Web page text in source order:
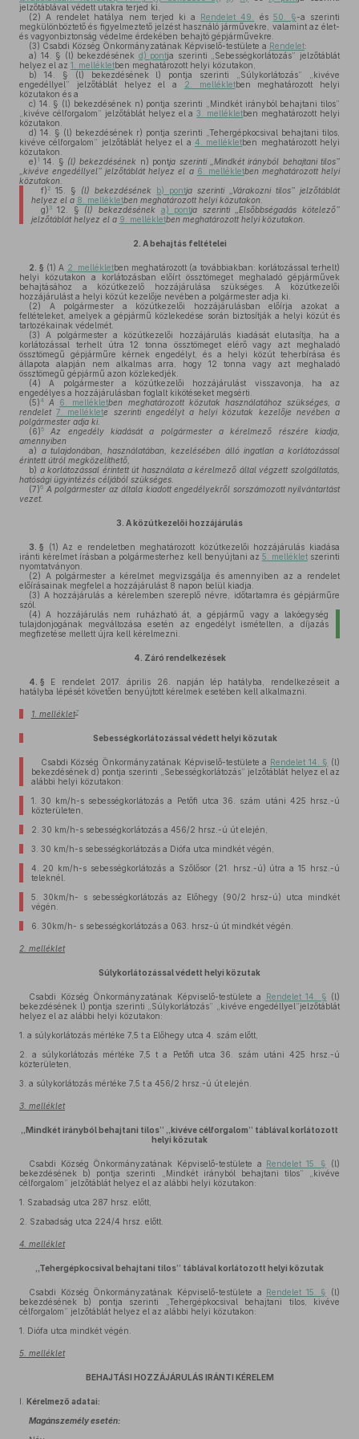
jelzőtáblával védett utakra terjed ki.
(2) A rendelet hatálya nem terjed ki a Rendelet 49. és 50. §-a szerinti
megkülönböztető és figyelmeztető jelzést használó járművekre, valamint az élet-
és vagyonbiztonság védelme érdekében behajtó gépjárművekre.
(3) Csabdi Község Önkormányzatának Képviselő-testülete a Rendelet:
a) 14. § (l) bekezdésének d) pontja szerinti „Sebességkorlátozás” jelzőtáblát
helyez el az 1. mellékletben meghatározott helyi közutakon,
b) 14. § (l) bekezdésének l) pontja szerinti „Súlykorlátozás” „kivéve
engedéllyel” jelzőtáblát helyez el a
2. mellékletben meghatározott helyi
közutakon és a
c) 14. § (l) bekezdésének n) pontja szerinti „Mindkét irányból behajtani tilos”
„kivéve célforgalom” jelzőtáblát helyez el a3. mellékletben meghatározott helyi
közutakon.
d) 14. § (l) bekezdésének r) pontja szerinti „Tehergépkocsival behajtani tilos,
kivéve célforgalom” jelzőtáblát helyez el a 4. mellékletben meghatározott helyi
közutakon.
e) 1 14. § (l) bekezdésének n) pontja szerinti „Mindkét irányból behajtani tilos”
„kivéve engedéllyel” jelzőtáblát helyez el a 6. mellékletben meghatározott helyi
közutakon.
f) 2 15. § (l) bekezdésének b) pontja szerinti „Várakozni tilos” jelzőtáblát
helyez el a 8. mellékletben meghatározott helyi közutakon.
g) 312. § (l) bekezdésének a) pontja szerinti „Elsőbbségadás kötelező”
jelzőtáblát helyez el a 9. mellékletben meghatározott helyi közutakon.
2. A behajtás feltételei
2. § (1) A 2. mellékletben meghatározott (a továbbiakban: korlátozással terhelt)
helyi közutakon a korlátozásban előírt össztömeget meghaladó gépjárművek
behajtásához a közútkezelő hozzájárulása szükséges. A közútkezelői
hozzájárulást a helyi közút kezelője nevében a polgármester adja ki.
(2) A polgármester a közútkezelői hozzájárulásban előírja azokat a
feltételeket, amelyek a gépjármű közlekedése során biztosítják a helyi közút és
tartozékainak védelmét.
(3) A polgármester a közútkezelői hozzájárulás kiadását elutasítja, ha a
korlátozással terhelt útra 12 tonna össztömeget elérő vagy azt meghaladó
össztömegű gépjárműre kérnek engedélyt, és a helyi közút teherbírása és
állapota alapján nem alkalmas arra, hogy 12 tonna vagy azt meghaladó
össztömegű gépjármű azon közlekedjék.
(4) A polgármester a közútkezelői hozzájárulást visszavonja, ha az
engedélyes a hozzájárulásban foglalt kikötéseket megsérti.
(5)4 A 6. mellékletben meghatározott közutak használatához szükséges, a
rendelet7. melléklete szerinti engedélyt a helyi közutak kezelője nevében a
polgármester adja ki.
(6)5
Az engedély kiadását a polgármester a kérelmező részére kiadja,
amennyiben
a) a tulajdonában, használatában, kezelésében álló ingatlan a korlátozással
érintett útról megközelíthető,
b) a korlátozással érintett út használata a kérelmező által végzett szolgáltatás,
hatósági ügyintézés céljából szükséges.
(7)6 A polgármester az általa kiadott engedélyekről sorszámozott nyilvántartást
vezet.
3. A közútkezelői hozzájárulás
3. § (1) Az e rendeletben meghatározott közútkezelői hozzájárulás kiadása
iránti kérelmet írásban a polgármesterhez kell benyújtani az 5. mellékletszerinti
nyomtatványon.
(2) A polgármester a kérelmet megvizsgálja és amennyiben az a rendelet
előírásainak megfelel a hozzájárulást 8 napon belül kiadja.
(3) A hozzájárulás a kérelemben szereplő névre, időtartamra és gépjárműre
szól.
(4) A hozzájárulás nem ruházható át, a gépjármű vagy a lakóegység
tulajdonjogának megváltozása esetén az engedélyt ismételten, a díjazás
megfizetése mellett újra kell kérelmezni.
4. Záró rendelkezések
4. § E rendelet 2017. április 26. napján lép hatályba, rendelkezéseit a
hatályba lépését követően benyújtott kérelmek esetében kell alkalmazni.
1. melléklet7
Sebességkorlátozással védett helyi közutak
Csabdi Község Önkormányzatának Képviselő-testülete a Rendelet 14. § (l)
bekezdésének d) pontja szerinti „Sebességkorlátozás” jelzőtáblát helyez el az
alábbi helyi közutakon:
1.
30 km/h-s sebességkorlátozás a Petőfi utca 36. szám utáni 425 hrsz.-ú
közterületen,
2. 30 km/h-s sebességkorlátozás a 456/2 hrsz.-ú út elején,
3. 30 km/h-s sebességkorlátozás a Diófa utca mindkét végén,
4.
20 km/h-s sebességkorlátozás a Szőlősor (21. hrsz.-ú) útra a 15 hrsz.-ú
teleknél.
5.
30km/h- s sebességkorlátozás az Előhegy (90/2 hrsz-ú) utca mindkét
végén.
6. 30km/h- s sebességkorlátozás a 063. hrsz-ú út mindkét végén.
2. melléklet
Súlykorlátozással védett helyi közutak
Csabdi Község Önkormányzatának Képviselő-testülete a Rendelet 14. § (l)
bekezdésének l) pontja szerinti „Súlykorlátozás” „kivéve engedéllyel”jelzőtáblát
helyez el az alábbi helyi közutakon:
1. a súlykorlátozás mértéke 7,5 t a Előhegy utca 4. szám előtt,
2.
a súlykorlátozás mértéke 7,5 t a Petőfi utca 36. szám utáni 425 hrsz.-ú
közterületen,
3. a súlykorlátozás mértéke 7,5 t a 456/2 hrsz.-ú út elején.
3. melléklet
„Mindkét irányból behajtani tilos” „kivéve célforgalom” táblával korlátozott
helyi közutak
Csabdi Község Önkormányzatának Képviselő-testülete a Rendelet 15. §
(l)
bekezdésének b) pontja szerinti „Mindkét irányból behajtani tilos” „kivéve
célforgalom” jelzőtáblát helyez el az alábbi helyi közutakon:
1.
Szabadság utca 287 hrsz. előtt,
2.
Szabadság utca 224/4 hrsz. előtt.
4. melléklet
„Tehergépkocsival behajtani tilos” táblával korlátozott helyi közutak
Csabdi Község Önkormányzatának Képviselő-testülete a Rendelet 15. §
(l)
bekezdésének b) pontja szerinti „Tehergépkocsival behajtani tilos, kivéve
célforgalom” jelzőtáblát helyez el az alábbi helyi közutakon:
1.
Diófa utca mindkét végén.
5. melléklet
BEHAJTÁSI HOZZÁJÁRULÁS IRÁNTI KÉRELEM
I. Kérelmező adatai:
Magánszemély esetén: